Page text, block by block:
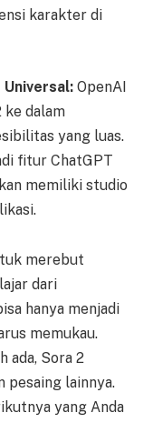
karakter di
OpenAI
ke dalam
yang luas.
fitur ChatGPT
memiliki studio
merebut
dari
hanya menjadi
memukau.
ada, Sora 2
pesaing lainnya.
yang Anda